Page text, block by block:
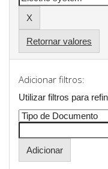
Retornar valores
Adicionar filtros:
Utilizar filtros para